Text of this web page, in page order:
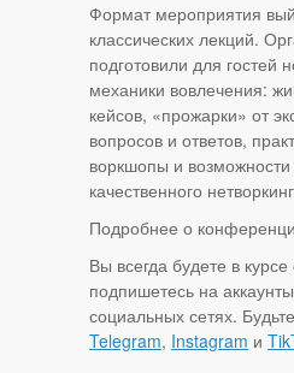
Формат мероприятия
классических лекций.
подготовили для гостей
механики вовлечения:
кейсов, «прожарки» от
вопросов и ответов,
воркшопы и
качественного
Подробнее о
Вы всегда будете в
подпишетесь на
социальных сетях.
Telegram, Instagram и